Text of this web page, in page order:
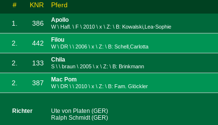
# KNR Pferd
1. 386 Apollo
W \ Hafl. \ F \ 2010 \ x \ Z: \ B: Kowalski,Lea-Sophie
2. 442 Filou
W \ DR \ \ 2006 \ x \ Z: \ B: Schell,Carlotta
2. 133 Chila
S \ \ braun \ 2005 \ x \ Z: \ B: Brinkmann
2. 387 Mac Pom
W \ DR \ \ 2010 \ x \ Z: \ B: Fam. Glöckler
Richter
Ute von Platen (GER)
Ralph Schmidt (GER)